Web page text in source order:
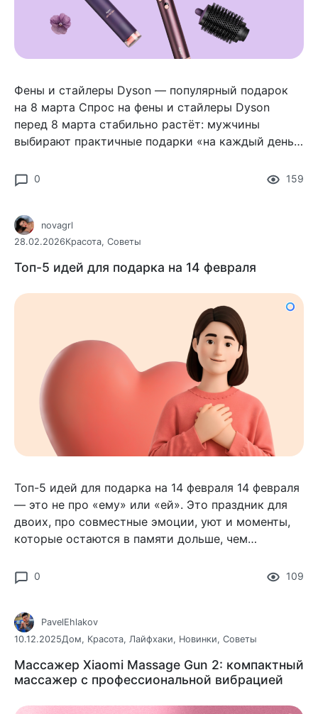
Фены и стайлеры Dyson — популярный подарок
на 8 марта Спрос на фены и стайлеры Dyson
перед 8 марта стабильно растёт: мужчины
выбирают практичные подарки «на каждый день».
заменяет фен, плойку
159
0
novagrl
28.02.2026Красота, Советы
Топ-5 идей для подарка на 14 февраля
Топ-5 идей для подарка на 14 февраля 14 февраля
— это не про «ему» или «ей». Это праздник для
двоих, про совместные эмоции, уют и моменты,
которые остаются в памяти дольше, чем
109
0
PavelEhlakov
10.12.2025Дом, Красота, Лайфхаки, Новинки, Советы
Массажер Xiaomi Massage Gun 2: компактный
массажер с профессиональной вибрацией